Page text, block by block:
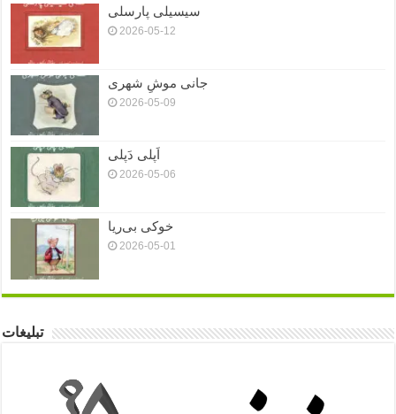
سیسیلی پارسلی
2026-05-12
جانی موشِ شهری
2026-05-09
اَپلی دَپلی
2026-05-06
خوکی بی‌ریا
2026-05-01
تبلیغات